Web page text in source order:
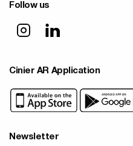
Follow us
Cinier AR Application
Newsletter